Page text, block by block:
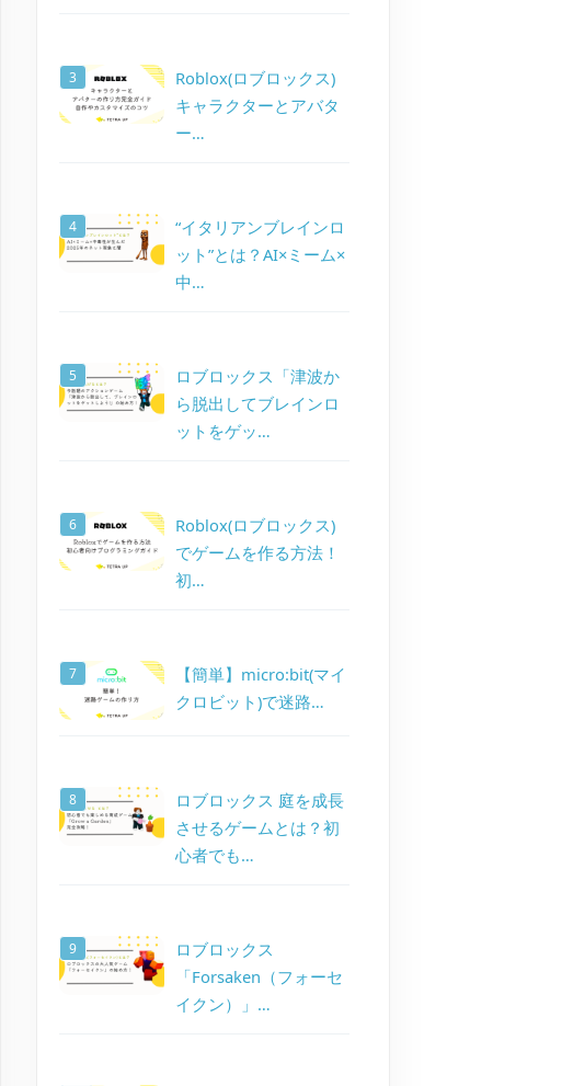
Roblox(ロブロックス)
キャラクターとアバタ
ー…
“イタリアンブレインロ
ット”とは？AI×ミーム×
中…
ロブロックス「津波か
ら脱出してブレインロ
ットをゲッ…
Roblox(ロブロックス)
でゲームを作る方法！
初…
【簡単】micro:bit(マイ
クロビット)で迷路…
ロブロックス 庭を成長
させるゲームとは？初
心者でも…
ロブロックス
「Forsaken（フォーセ
イクン）」…